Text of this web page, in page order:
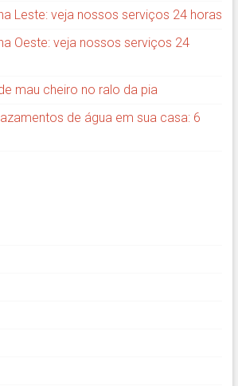
Leste: veja nossos serviços 24 horas
Oeste: veja nossos serviços 24
mau cheiro no ralo da pia
de água em sua casa: 6